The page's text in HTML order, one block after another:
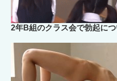
2年B組のクラス会で勃起に